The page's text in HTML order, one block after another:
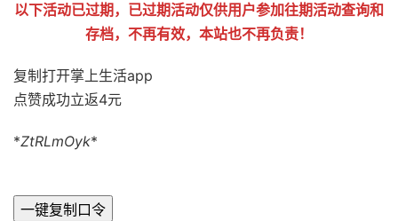
以下活动已过期，已过期活动仅供用户参加往期活动查询和
存档，不再有效，本站也不再负责！
复制打开掌上生活app
点赞成功立返4元
*ZtRLmOyk*
一键复制口令